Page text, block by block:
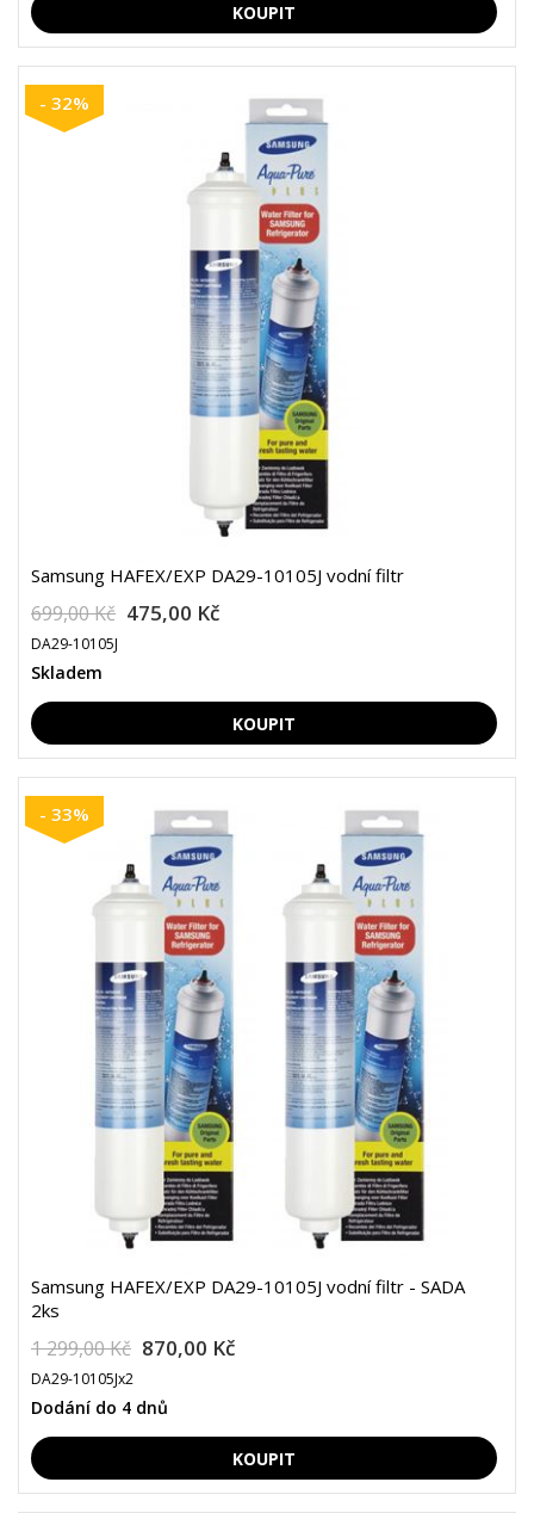
- 32%
Samsung HAFEX/EXP DA29-10105J vodní filtr
699,00 Kč 475,00 Kč
DA29-10105J
Skladem
- 33%
Samsung HAFEX/EXP DA29-10105J vodní filtr - SADA
2ks
1 299,00 Kč 870,00 Kč
DA29-10105Jx2
Dodání do 4 dnů